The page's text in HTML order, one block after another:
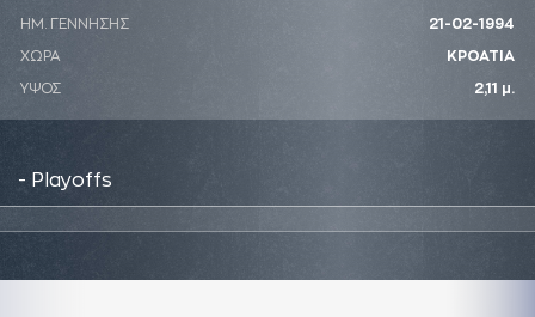
ΗΜ. ΓΕΝΝΗΣΗΣ 21-02-1994
ΧΩΡΑ ΚΡΟΑΤΙΑ
ΥΨΟΣ 2,11 μ.
- Playoffs